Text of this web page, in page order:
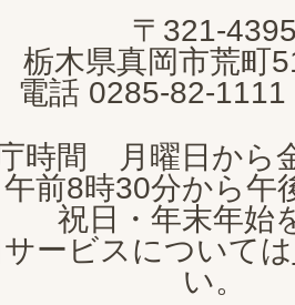
CITY
〒321-
栃木県真岡市荒町
電話 0285-82-1111
時間 月曜日から
午前8時30分から午
祝日・年末年始
ービスについては
い。